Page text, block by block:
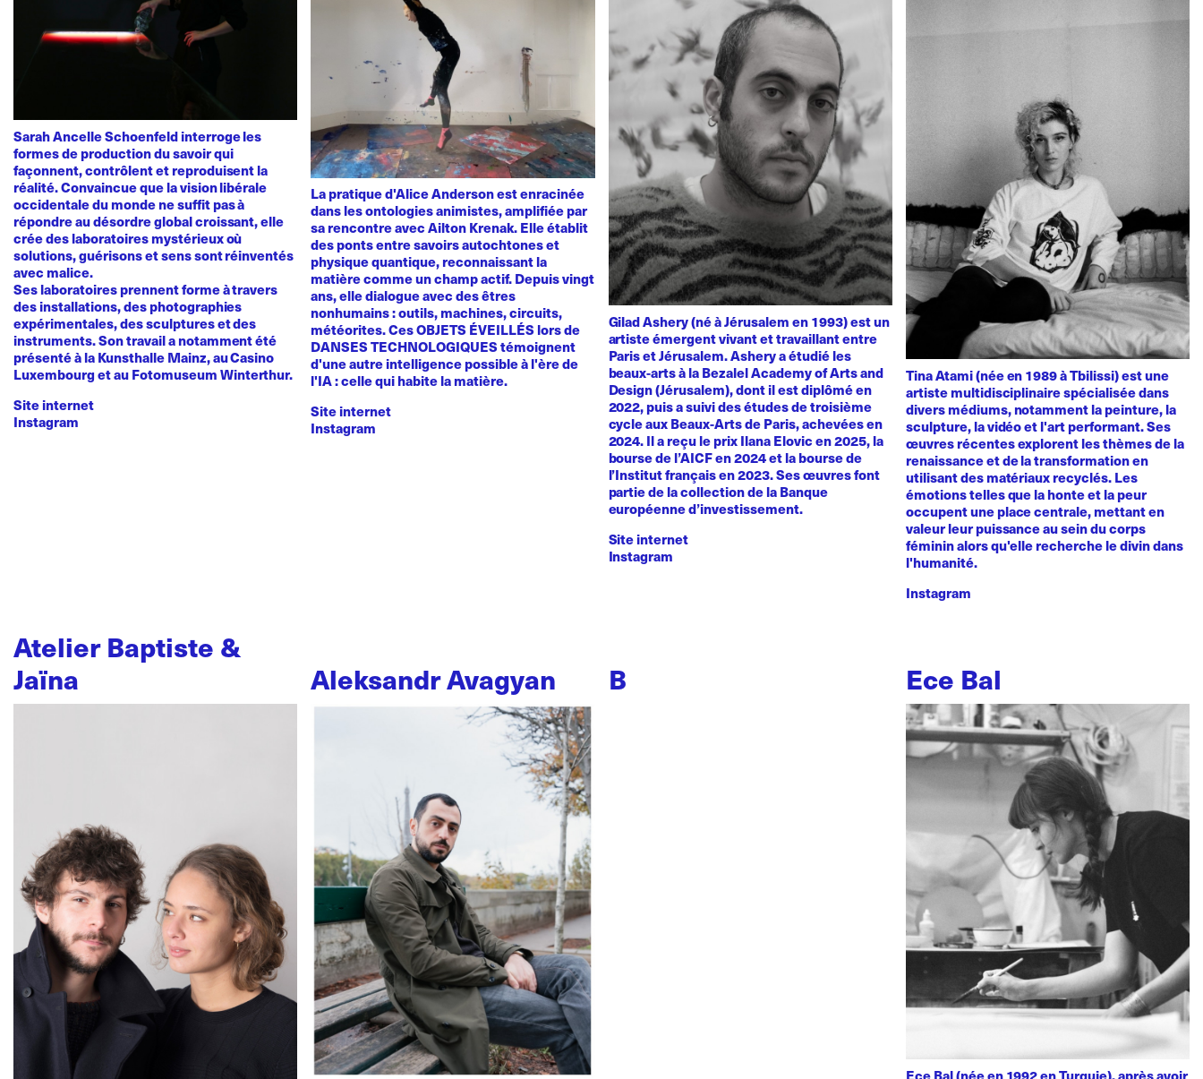
Sarah Ancelle Schoenfeld interroge les
formes de production du savoir qui
façonnent, contrôlent et reproduisent la
réalité. Convaincue que la vision libérale
occidentale du monde ne suffit pas à
répondre au désordre global croissant, elle
crée des laboratoires mystérieux où
solutions, guérisons et sens sont réinventés
avec malice.
Ses laboratoires prennent forme à travers
des installations, des photographies
expérimentales, des sculptures et des
instruments. Son travail a notamment été
présenté à la Kunsthalle Mainz, au Casino
Luxembourg et au Fotomuseum Winterthur.
Site internet
Instagram
La pratique d'Alice Anderson est enracinée
dans les ontologies animistes, amplifiée par
sa rencontre avec Ailton Krenak. Elle établit
des ponts entre savoirs autochtones et
physique quantique, reconnaissant la
matière comme un champ actif. Depuis vingt
ans, elle dialogue avec des êtres
nonhumains : outils, machines, circuits,
météorites. Ces OBJETS ÉVEILLÉS lors de
DANSES TECHNOLOGIQUES témoignent
d'une autre intelligence possible à l'ère de
l'IA : celle qui habite la matière.
Site internet
Instagram
Gilad Ashery (né à Jérusalem en 1993) est un
artiste émergent vivant et travaillant entre
Paris et Jérusalem. Ashery a étudié les
beaux-arts à la Bezalel Academy of Arts and
Design (Jérusalem), dont il est diplômé en
2022, puis a suivi des études de troisième
cycle aux Beaux-Arts de Paris, achevées en
2024. Il a reçu le prix Ilana Elovic en 2025, la
bourse de l’AICF en 2024 et la bourse de
l’Institut français en 2023. Ses œuvres font
partie de la collection de la Banque
européenne d’investissement.
Site internet
Instagram
Tina Atami (née en 1989 à Tbilissi) est une
artiste multidisciplinaire spécialisée dans
divers médiums, notamment la peinture, la
sculpture, la vidéo et l'art performant. Ses
œuvres récentes explorent les thèmes de la
renaissance et de la transformation en
utilisant des matériaux recyclés. Les
émotions telles que la honte et la peur
occupent une place centrale, mettant en
valeur leur puissance au sein du corps
féminin alors qu'elle recherche le divin dans
l'humanité.
Instagram
Atelier Baptiste &
Jaïna
Aleksandr Avagyan B Ece Bal
Ece Bal (née en 1992 en Turquie), après avoir